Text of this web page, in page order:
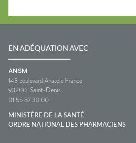
EN ADÉQUATION AVEC
ANSM
143 boulevard Anatole France
93200 Saint-Denis
01 55 87 30 00
MINISTÈRE DE LA SANTÉ
ORDRE NATIONAL DES PHARMACIENS